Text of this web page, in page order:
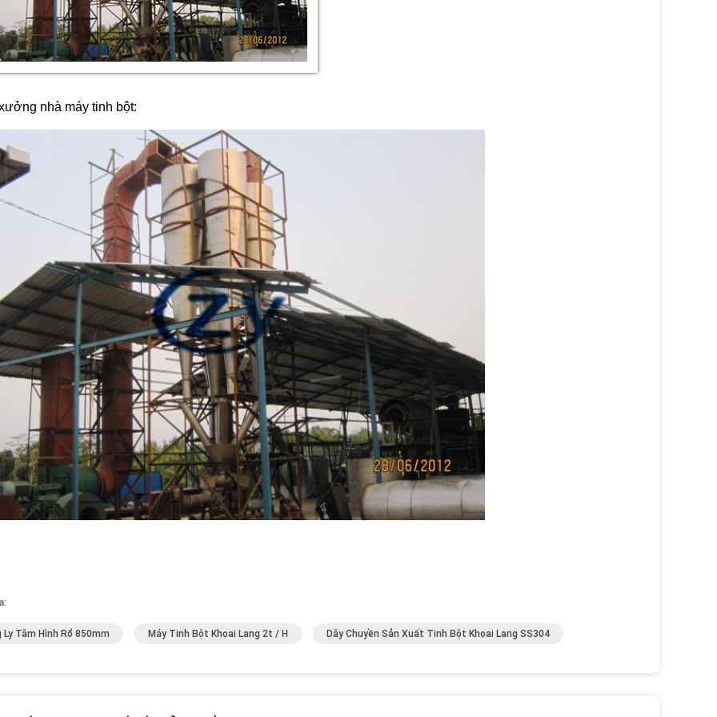
nhà máy tinh bột:
Ly Tâm Hình Rổ 850mm Máy Tinh Bột Khoai Lang 2t / H Dây Chuyền Sản Xuất Tinh Bột Khoai Lang SS304